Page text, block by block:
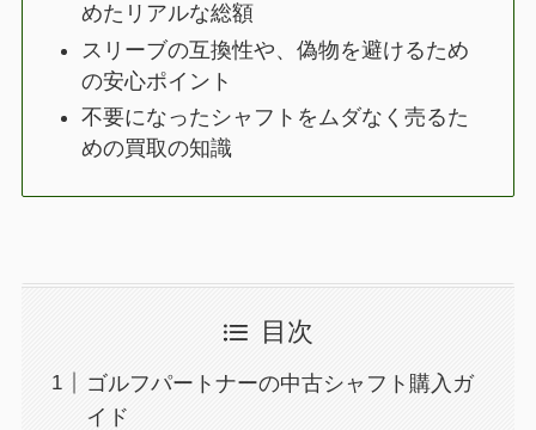
めたリアルな総額
スリーブの互換性や、偽物を避けるため
の安心ポイント
不要になったシャフトをムダなく売るた
めの買取の知識
目次
ゴルフパートナーの中古シャフト購入ガ
イド